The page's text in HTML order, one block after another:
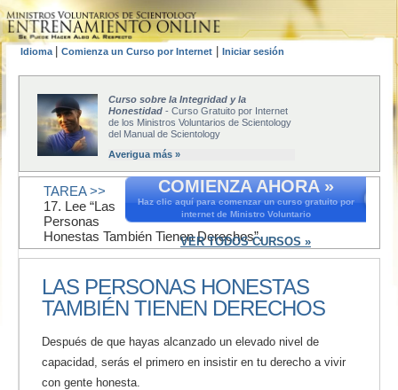
Idioma Comienza un Curso por Internet Iniciar sesión
Curso sobre la Integridad y la
Honestidad - Curso Gratuito por Internet
de los Ministros Voluntarios de Scientology
del Manual de Scientology
Averigua más »
COMIENZA AHORA »
Haz clic aquí para comenzar un curso gratuito por
internet de Ministro Voluntario
VER TODOS CURSOS »
TAREA >>
17. Lee “Las
Personas
Honestas También Tienen Derechos”.
LAS PERSONAS HONESTAS
TAMBIÉN TIENEN DERECHOS
Después de que hayas alcanzado un elevado nivel de
capacidad, serás el primero en insistir en tu derecho a vivir
con gente honesta.